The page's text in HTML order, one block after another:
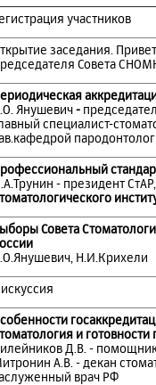
участников
заседания.
Совета
Янушевич-
специалист-
- президент СтАР,
Совета
Н.И.Крихели
и
Д.В. -
А.В. - декан
врач РФ